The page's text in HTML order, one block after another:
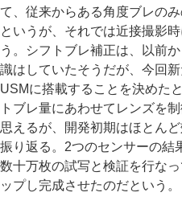
て、従来からある角度ブレの
というが、それでは近接撮影
う。シフトブレ補正は、以前
識はしていたそうだが、今回
USMに搭載することを決めた
トブレ量にあわせてレンズを
思えるが、開発初期はほとん
振り返る。2つのセンサーの結
数十万枚の試写と検証を行な
ップし完成させたのだという。